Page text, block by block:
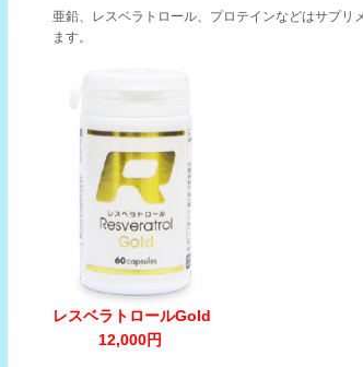
亜鉛、レスベラトロール、プロテインなどはサプリ
ます。
レスベラトロールGold
12,000円